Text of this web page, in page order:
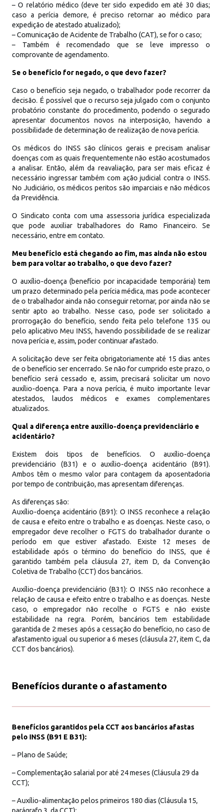
– O relatório médico (deve ter sido expedido em até 30 dias;
caso a perícia demore, é preciso retornar ao médico para
expedição de atestado atualizado);
– Comunicação de Acidente de Trabalho (CAT), se for o caso;
– Também é recomendado que se leve impresso o
comprovante de agendamento.
Se o benefício for negado, o que devo fazer?
Caso o benefício seja negado, o trabalhador pode recorrer da
decisão. É possível que o recurso seja julgado com o conjunto
probatório constante do procedimento, podendo o segurado
apresentar documentos novos na interposição, havendo a
possibilidade de determinação de realização de nova perícia.
Os médicos do INSS são clínicos gerais e precisam analisar
doenças com as quais frequentemente não estão acostumados
a analisar. Então, além da reavaliação, para ser mais eficaz é
necessário ingressar também com ação judicial contra o INSS.
No Judiciário, os médicos peritos são imparciais e não médicos
da Previdência.
O Sindicato conta com uma assessoria jurídica especializada
que pode auxiliar trabalhadores do Ramo Financeiro. Se
necessário, entre em contato.
Meu benefício está chegando ao fim, mas ainda não estou
bem para voltar ao trabalho, o que devo fazer?
O auxílio-doença (benefício por incapacidade temporária) tem
um prazo determinado pela perícia médica, mas pode acontecer
de o trabalhador ainda não conseguir retornar, por ainda não se
sentir apto ao trabalho. Nesse caso, pode ser solicitado a
prorrogação do benefício, sendo feita pelo telefone 135 ou
pelo aplicativo Meu INSS, havendo possibilidade de se realizar
nova perícia e, assim, poder continuar afastado.
A solicitação deve ser feita obrigatoriamente até 15 dias antes
de o benefício ser encerrado. Se não for cumprido este prazo, o
benefício será cessado e, assim, precisará solicitar um novo
auxílio-doença. Para a nova perícia, é muito importante levar
atestados, laudos médicos e exames complementares
atualizados.
Qual a diferença entre auxílio-doença previdenciário e
acidentário?
Existem dois tipos de benefícios. O auxílio-doença
previdenciário (B31) e o auxílio-doença acidentário (B91).
Ambos têm o mesmo valor para contagem da aposentadoria
por tempo de contribuição, mas apresentam diferenças.
As diferenças são:
Auxílio-doença acidentário (B91): O INSS reconhece a relação
de causa e efeito entre o trabalho e as doenças. Neste caso, o
empregador deve recolher o FGTS do trabalhador durante o
período em que estiver afastado. Existe 12 meses de
estabilidade após o término do benefício do INSS, que é
garantido também pela cláusula 27, item D, da Convenção
Coletiva de Trabalho (CCT) dos bancários.
Auxílio-doença previdenciário (B31): O INSS não reconhece a
relação de causa e efeito entre o trabalho e as doenças. Neste
caso, o empregador não recolhe o FGTS e não existe
estabilidade na regra. Porém, bancários tem estabilidade
garantida de 2 meses após a cessação do benefício, no caso de
afastamento igual ou superior a 6 meses (cláusula 27, item C, da
CCT dos bancários).
Benefícios durante o afastamento
Benefícios garantidos pela CCT aos bancários afastas
pelo INSS (B91 E B31):
– Plano de Saúde;
– Complementação salarial por até 24 meses (Cláusula 29 da
CCT);
– Auxílio-alimentação pelos primeiros 180 dias (Cláusula 15,